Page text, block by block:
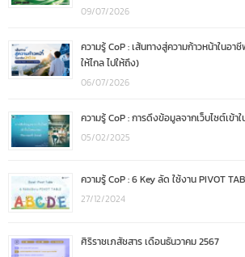
09/07/2026
ความรู้ CoP : เส้นทางสู่ความก้าวหน้าในอ
ให้ไกล ไปให้ถึง)
06/07/2026
ความรู้ CoP : การดึงข้อมูลจากเว็บไซต์เข้
05/02/2025
ความรู้ CoP : 6 Key ลัด ใช้งาน PIVOT
27/12/2024
ศิริราชเภสัชสาร เดือนธันวาคม 2567